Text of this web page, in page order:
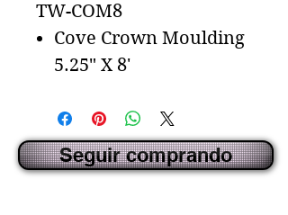
TW-COM8
Cove Crown Moulding
5.25" X 8'
Seguir comprando